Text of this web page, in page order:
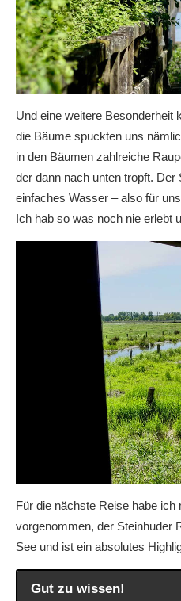
Und eine weitere Besonderheit
die Bäume spuckten uns
in den Bäumen zahlreiche
der dann nach unten tropft.
einfaches Wasser – also für
Ich hab so was noch nie erlebt
Für die nächste Reise habe ich
vorgenommen, der Steinhuder
See und ist ein absolutes
Gut zu wissen!